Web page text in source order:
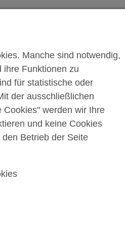
[Alt+1]Zur Hauptnavigation
IN
Manche sind notwendig,
ihre Funktionen zu
für statistische oder
der ausschließlichen
Cookies" werden wir Ihre
und keine Cookies
Betrieb der Seite